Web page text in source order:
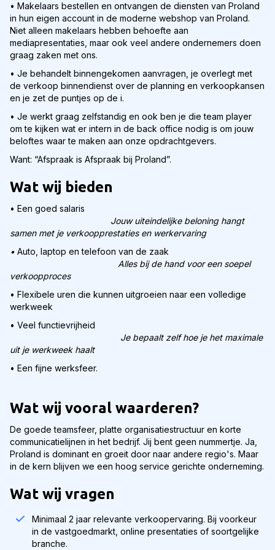
• Makelaars bestellen en ontvangen de diensten van Proland
in hun eigen account in de moderne webshop van Proland.
Niet alleen makelaars hebben behoefte aan
mediapresentaties, maar ook veel andere ondernemers doen
graag zaken met ons.
• Je behandelt binnengekomen aanvragen, je overlegt met
de verkoop binnendienst over de planning en verkoopkansen
en je zet de puntjes op de i.
• Je werkt graag zelfstandig en ook ben je die team player
om te kijken wat er intern in de back office nodig is om jouw
beloftes waar te maken aan onze opdrachtgevers.
Want: “Afspraak is Afspraak bij Proland”.
Wat wij bieden
• Een goed salaris
Jouw uiteindelijke beloning hangt
samen met je verkoopprestaties en werkervaring
• Auto, laptop en telefoon van de zaak
Alles bij de hand voor een soepel
verkoopproces
• Flexibele uren die kunnen uitgroeien naar een volledige
werkweek
• Veel functievrijheid
Je bepaalt zelf hoe je het maximale
uit je werkweek haalt
• Een fijne werksfeer.
Wat wij vooral waarderen?
De goede teamsfeer, platte organisatiestructuur en korte
communicatielijnen in het bedrijf. Jij bent geen nummertje. Ja,
Proland is dominant en groeit door naar andere regio's. Maar
in de kern blijven we een hoog service gerichte onderneming.
Wat wij vragen
Minimaal 2 jaar relevante verkoopervaring. Bij voorkeur
in de vastgoedmarkt, online presentaties of soortgelijke
branche.